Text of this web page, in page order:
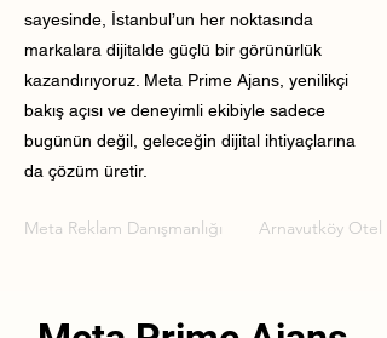
sayesinde, İstanbul’un her noktasında
markalara dijitalde güçlü bir görünürlük
kazandırıyoruz. Meta Prime Ajans, yenilikçi
bakış açısı ve deneyimli ekibiyle sadece
bugünün değil, geleceğin dijital ihtiyaçlarına
da çözüm üretir.
Meta Reklam Danışmanlığı Arnavutköy Otel